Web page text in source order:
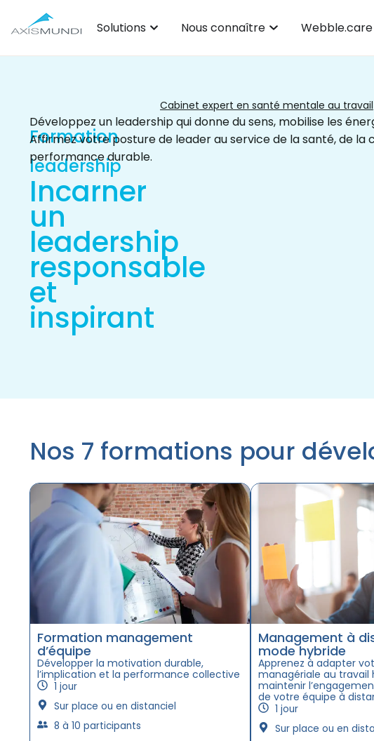
Solutions Nous connaître Webble.care
Cabinet expert en santé mentale au travail
Formation
leadership
Incarner
un
leadership
responsable
et
inspirant
Développez un leadership qui donne du sens, mobilise les
Affirmez votre posture de leader au service de la santé, de la
performance durable.
Nos 7 formations pour
Formation management
d’équipe
Développer la motivation durable,
l’implication et la performance collective
1 jour
Sur place ou en distanciel
8 à 10 participants
Management à
mode hybride
Apprenez à adapter
managériale au travail
maintenir
de votre équipe à
1 jour
Sur place ou en